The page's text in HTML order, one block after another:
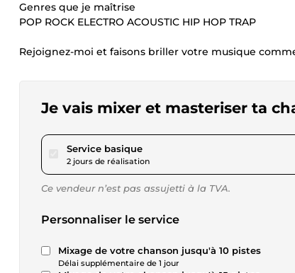
Genres que je maîtrise
POP ROCK ELECTRO ACOUSTIC HIP HOP TRAP
Rejoignez-moi et faisons briller votre musique
Je vais mixer et masteriser ta
Service basiquepour 34,68 $US
2 jours de réalisation
Ce vendeur n’est pas assujetti à la TVA.
Personnaliser le service
Mixage de votre chanson jusqu'à 10 pistes
Délai supplémentaire de 1 jour